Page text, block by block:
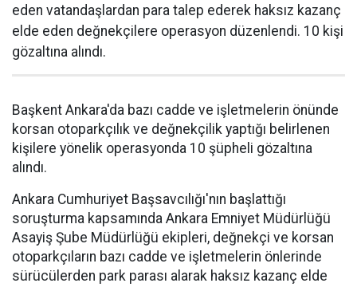
eden vatandaşlardan para talep ederek haksız kazanç
elde eden değnekçilere operasyon düzenlendi. 10 kişi
gözaltına alındı.
Başkent Ankara'da bazı cadde ve işletmelerin önünde
korsan otoparkçılık ve değnekçilik yaptığı belirlenen
kişilere yönelik operasyonda 10 şüpheli gözaltına
alındı.
Ankara Cumhuriyet Başsavcılığı'nın başlattığı
soruşturma kapsamında Ankara Emniyet Müdürlüğü
Asayiş Şube Müdürlüğü ekipleri, değnekçi ve korsan
otoparkçıların bazı cadde ve işletmelerin önlerinde
sürücülerden park parası alarak haksız kazanç elde